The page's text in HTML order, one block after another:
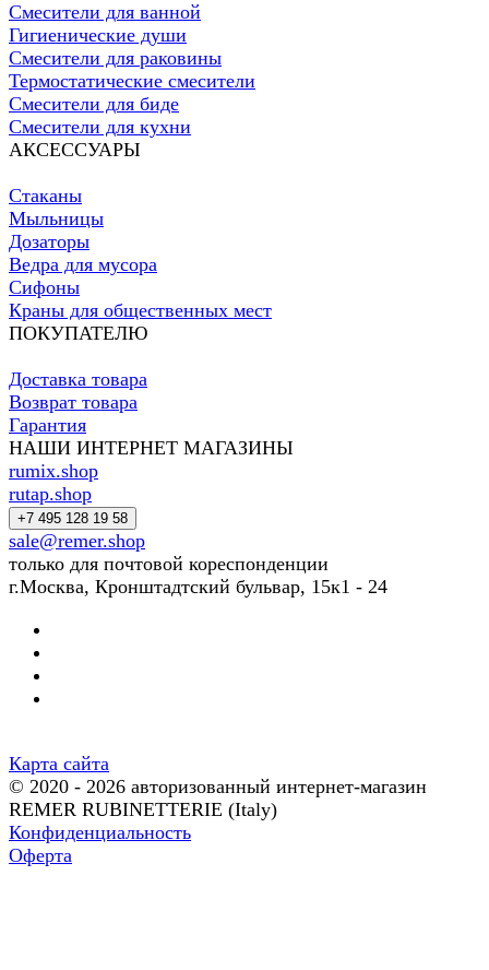
Смесители для ванной
Гигиенические души
Смесители для раковины
Термостатические смесители
Смесители для биде
Смесители для кухни
АКСЕССУАРЫ
Стаканы
Мыльницы
Дозаторы
Ведра для мусора
Сифоны
Краны для общественных мест
ПОКУПАТЕЛЮ
Доставка товара
Возврат товара
Гарантия
НАШИ ИНТЕРНЕТ МАГАЗИНЫ
rumix.shop
rutap.shop
+7 495 128 19 58
sale@remer.shop
только для почтовой кореспонденции
г.Москва, Кронштадтский бульвар, 15к1 - 24
Карта сайта
© 2020 - 2026 авторизованный интернет-магазин
REMER RUBINETTERIE (Italy)
Конфиденциальность
Оферта